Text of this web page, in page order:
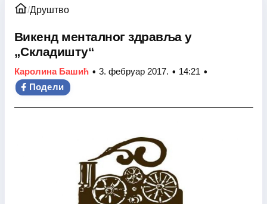
/Друштво
Викенд менталног здравља у
„Складишту“
Каролина Башић • 3. фебруар 2017. • 14:21 •
Подели